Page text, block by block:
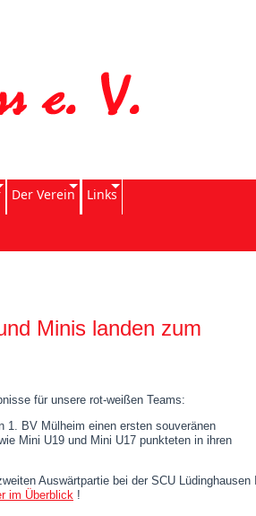
Der Verein Links
Minis landen zum
für unsere rot-weißen Teams:
1. BV Mülheim einen ersten souveränen
Mini U19 und Mini U17 punkteten in ihren
Auswärtpartie bei der SCU Lüdinghausen II
im Überblick !